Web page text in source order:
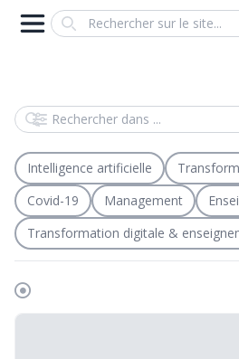
Search
Rechercher dans
Intelligence artificielle
Covid-19
Management
Transformation digitale &